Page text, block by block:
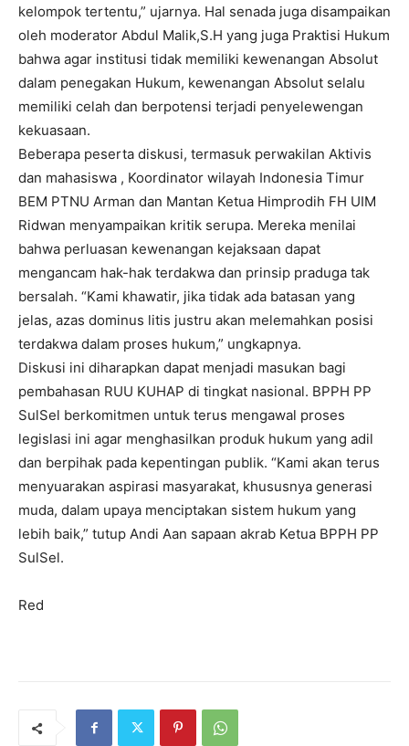
kelompok tertentu,” ujarnya. Hal senada juga disampaikan
oleh moderator Abdul Malik,S.H yang juga Praktisi Hukum
bahwa agar institusi tidak memiliki kewenangan Absolut
dalam penegakan Hukum, kewenangan Absolut selalu
memiliki celah dan berpotensi terjadi penyelewengan
kekuasaan.
Beberapa peserta diskusi, termasuk perwakilan Aktivis
dan mahasiswa , Koordinator wilayah Indonesia Timur
BEM PTNU Arman dan Mantan Ketua Himprodih FH UIM
Ridwan menyampaikan kritik serupa. Mereka menilai
bahwa perluasan kewenangan kejaksaan dapat
mengancam hak-hak terdakwa dan prinsip praduga tak
bersalah. “Kami khawatir, jika tidak ada batasan yang
jelas, azas dominus litis justru akan melemahkan posisi
terdakwa dalam proses hukum,” ungkapnya.
Diskusi ini diharapkan dapat menjadi masukan bagi
pembahasan RUU KUHAP di tingkat nasional. BPPH PP
SulSel berkomitmen untuk terus mengawal proses
legislasi ini agar menghasilkan produk hukum yang adil
dan berpihak pada kepentingan publik. “Kami akan terus
menyuarakan aspirasi masyarakat, khususnya generasi
muda, dalam upaya menciptakan sistem hukum yang
lebih baik,” tutup Andi Aan sapaan akrab Ketua BPPH PP
SulSel.
Red